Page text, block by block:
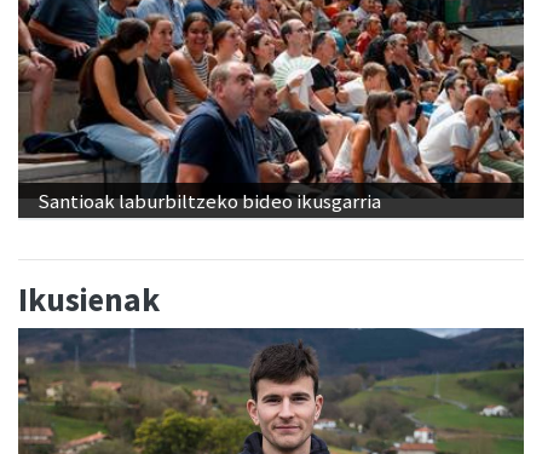
Santioak laburbiltzeko bideo ikusgarria
Ikusienak